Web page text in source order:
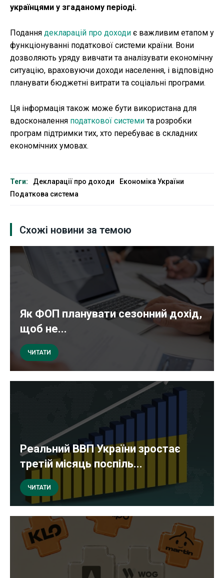
українцями у згаданому періоді.
Подання декларацій про доходи є важливим етапом у
функціонуванні податкової системи країни. Вони
дозволяють уряду вивчати та аналізувати економічну
ситуацію, враховуючи доходи населення, і відповідно
планувати бюджетні витрати та соціальні програми.
Ця інформація також може бути використана для
вдосконалення податкової системита розробки
програм підтримки тих, хто перебуває в складних
економічних умовах.
Теги: Декларації про доходи
Економіка України
Податкова система
Схожі новини за темою
Як ФОП планувати сезонний дохід,
щоб не...
ЧИТАТИ
Реальний ВВП України зростає
третій місяць поспіль...
ЧИТАТИ